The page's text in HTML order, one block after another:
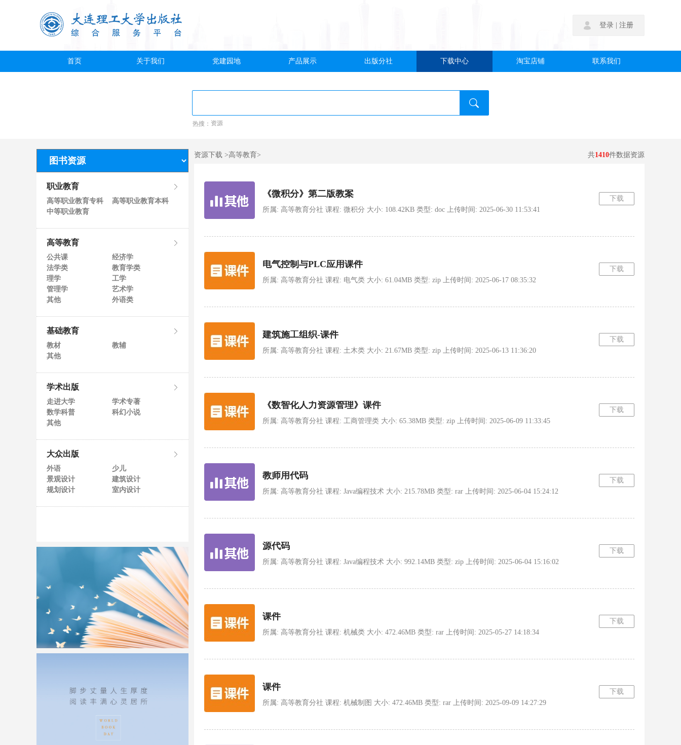
登录 注册
首页 关于我们 党建园地 产品展示 出版分社 下载中心 淘宝店铺 联系我们
热搜： 资源
职业教育
高等职业教育专科
高等职业教育本科
中等职业教育
高等教育
公共课
经济学
法学类
教育学类
理学
工学
管理学
艺术学
其他
外语类
基础教育
教材
教辅
其他
学术出版
走进大学
学术专著
数学科普
科幻小说
其他
大众出版
外语
少儿
景观设计
建筑设计
规划设计
室内设计
资源下载 >高等教育> 共1410件数据资源
《微积分》第二版教案
所属: 高等教育分社 课程: 微积分 大小: 108.42KB 类型: doc 上传时间: 2025-06-30 11:53:41
下载
电气控制与PLC应用课件
所属: 高等教育分社 课程: 电气类 大小: 61.04MB 类型: zip 上传时间: 2025-06-17 08:35:32
下载
建筑施工组织-课件
所属: 高等教育分社 课程: 土木类 大小: 21.67MB 类型: zip 上传时间: 2025-06-13 11:36:20
下载
《数智化人力资源管理》课件
所属: 高等教育分社 课程: 工商管理类 大小: 65.38MB 类型: zip 上传时间: 2025-06-09 11:33:45
下载
教师用代码
所属: 高等教育分社 课程: Java编程技术 大小: 215.78MB 类型: rar 上传时间: 2025-06-04 15:24:12
下载
源代码
所属: 高等教育分社 课程: Java编程技术 大小: 992.14MB 类型: zip 上传时间: 2025-06-04 15:16:02
下载
课件
所属: 高等教育分社 课程: 机械类 大小: 472.46MB 类型: rar 上传时间: 2025-05-27 14:18:34
下载
课件
所属: 高等教育分社 课程: 机械制图 大小: 472.46MB 类型: rar 上传时间: 2025-09-09 14:27:29
下载